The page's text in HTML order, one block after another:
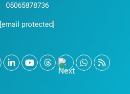
05065878736
[email protected]